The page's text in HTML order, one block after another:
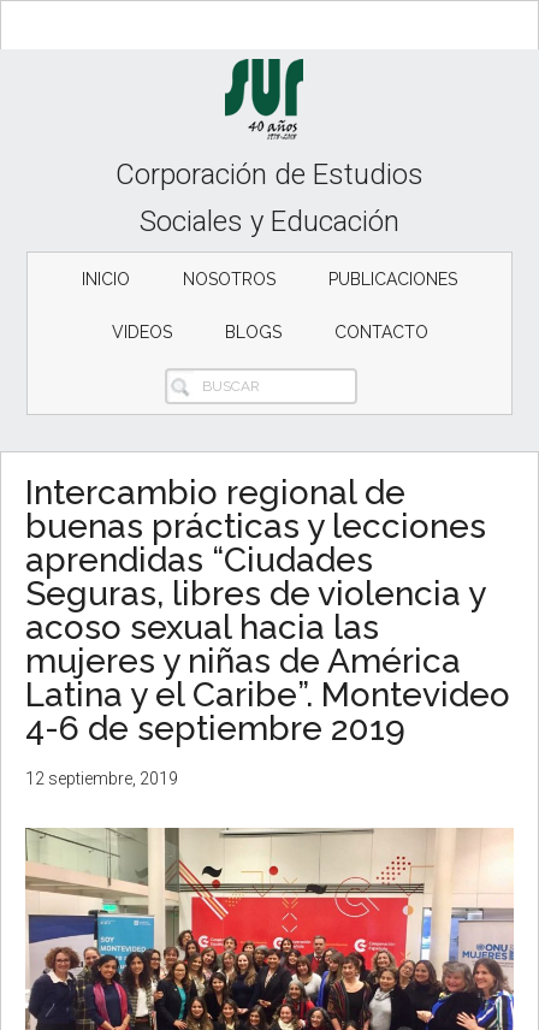
to
to
to
Corporación de Estudios
Sociales y Educación
INICIO NOSOTROS PUBLICACIONES
VIDEOS BLOGS CONTACTO
BUSCAR
Intercambio regional de
buenas prácticas y lecciones
aprendidas “Ciudades
Seguras, libres de violencia y
acoso sexual hacia las
mujeres y niñas de América
Latina y el Caribe”. Montevideo
4-6 de septiembre 2019
12 septiembre, 2019